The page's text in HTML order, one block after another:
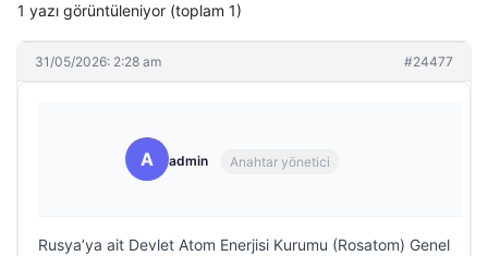
1 yazı görüntüleniyor (toplam 1)
31/05/2026: 2:28 am #24477
A admin Anahtar yönetici
Rusya’ya ait Devlet Atom Enerjisi Kurumu (Rosatom) Genel